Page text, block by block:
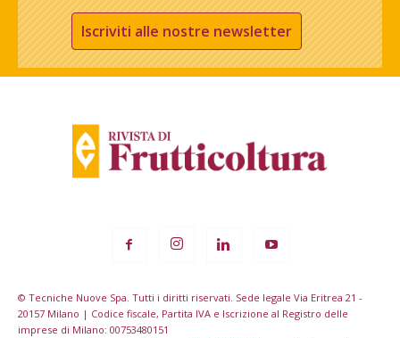
Iscriviti alle nostre newsletter
© Tecniche Nuove Spa. Tutti i diritti riservati. Sede legale Via Eritrea 21 -
20157 Milano | Codice fiscale, Partita IVA e Iscrizione al Registro delle
imprese di Milano: 00753480151